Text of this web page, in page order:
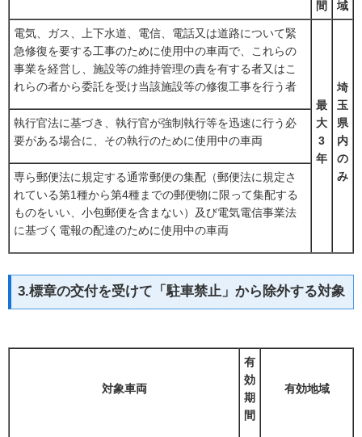
間
域
電気、ガス、上下水道、電信、電話又は道路について緊
急修復を要する工事のために使用中の車両で、これらの
事業を経営し、施設等の維持管理の責を有する者又はこ
れらの者から委託を受け当該施設等の修復工事を行う者
最
大
3
年
埼
玉
県
内
の
み
執行官法に基づき、執行官が強制執行等を迅速に行う必
要がある場合に、その執行のために使用中の車両
専ら郵便法に規定する通常郵便の集配（郵便法に規定さ
れている第1種から第4種までの郵便物に限って集配する
ものをいい、小包郵便を含まない）及び電気電信事業法
に基づく電報の配達のために使用中の車両
3.標章の交付を受けて「駐車禁止」から除外する対象
対象車両
有
効
期
間
有効地域